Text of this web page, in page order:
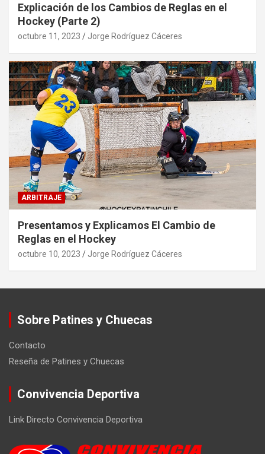
Explicación de los Cambios de Reglas en el
Hockey (Parte 2)
octubre 11, 2023 Jorge Rodríguez Cáceres
ARBITRAJE
Presentamos y Explicamos El Cambio de
Reglas en el Hockey
octubre 10, 2023 Jorge Rodríguez Cáceres
Sobre Patines y Chuecas
Contacto
Reseña de Patines y Chuecas
Convivencia Deportiva
Link Directo Convivencia Deportiva